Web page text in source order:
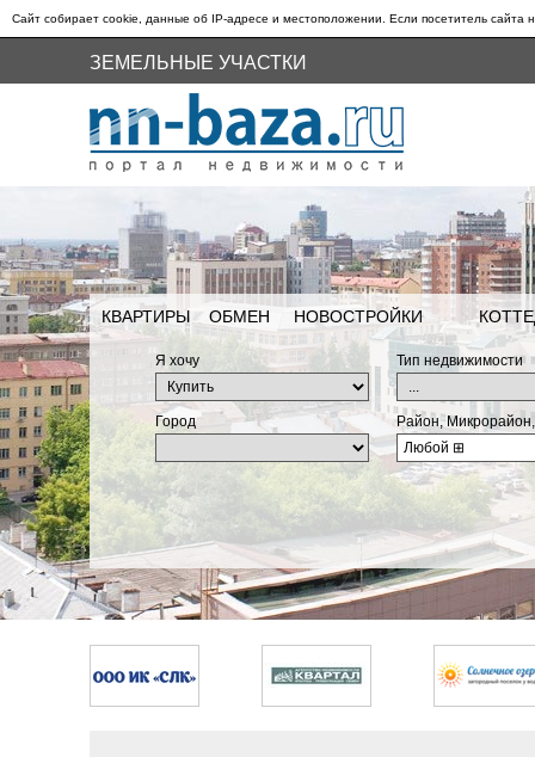
Сайт собирает cookie, данные об IP-адресе и местоположении. Если посетитель сайта
ЗЕМЕЛЬНЫЕ УЧАСТКИ
КВАРТИРЫ ОБМЕН НОВОСТРОЙКИ
Я хочу Тип недвижимости
Город
Район,
Любой ⊞